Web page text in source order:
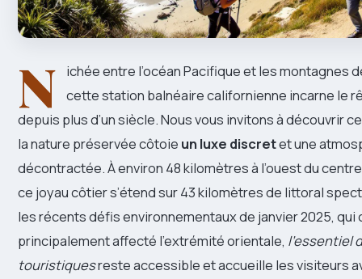
N
ichée entre l’océan Pacifique et les montagnes
cette station balnéaire californienne incarne le
depuis plus d’un siècle. Nous vous invitons à découvrir
la nature préservée côtoie un luxe discretet une
décontractée. À environ 48 kilomètres à l’ouest du
ce joyau côtier s’étend sur 43 kilomètres de littoral
les récents défis environnementaux de janvier 2025, qui
principalement affecté l’extrémité orientale, l’essentiel
touristiquesreste accessible et accueille les visiteurs